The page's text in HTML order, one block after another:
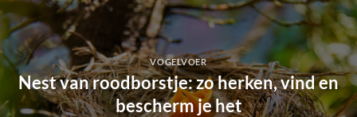
VOGELVOER
Nest van roodborstje: zo herken, vind en
bescherm je het